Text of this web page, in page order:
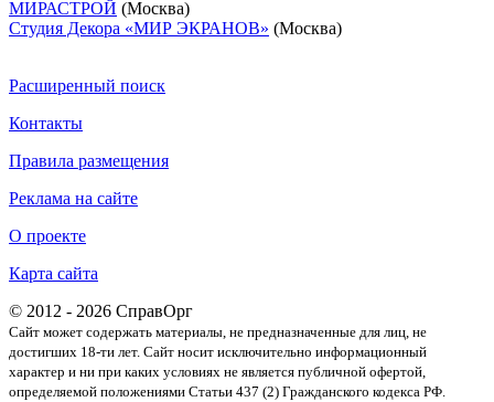
МИРАСТРОЙ (Москва)
Студия Декора «МИР ЭКРАНОВ» (Москва)
Расширенный поиск
Контакты
Правила размещения
Реклама на сайте
О проекте
Карта сайта
© 2012 - 2026 СправОрг
Сайт может содержать материалы, не предназначенные для лиц, не
достигших 18-ти лет. Cайт носит исключительно информационный
характер и ни при каких условиях не является публичной офертой,
определяемой положениями Статьи 437 (2) Гражданского кодекса РФ.